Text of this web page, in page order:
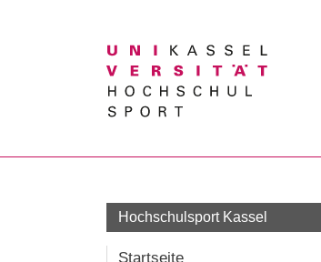
Hochschulsport Kassel
Startseite